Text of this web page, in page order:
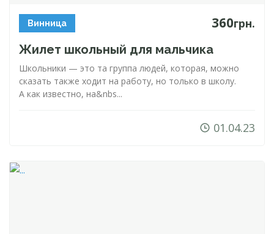
Винница 360грн.
Жилет школьный для мальчика
Школьники — это та группа людей, которая, можно
сказать также ходит на работу, но только в школу.
А как известно, на&nbs...
01.04.23